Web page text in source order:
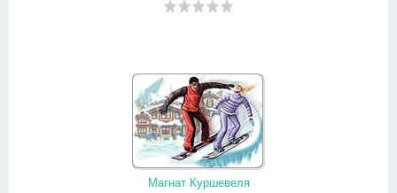
Магнат Куршевеля